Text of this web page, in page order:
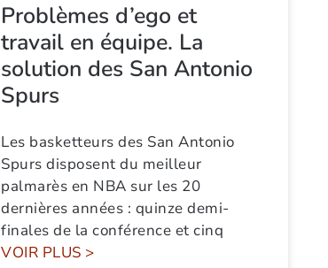
Problèmes d’ego et
travail en équipe. La
solution des San Antonio
Spurs
Les basketteurs des San Antonio
Spurs disposent du meilleur
palmarès en NBA sur les 20
dernières années : quinze demi-
finales de la conférence et cinq
VOIR PLUS >